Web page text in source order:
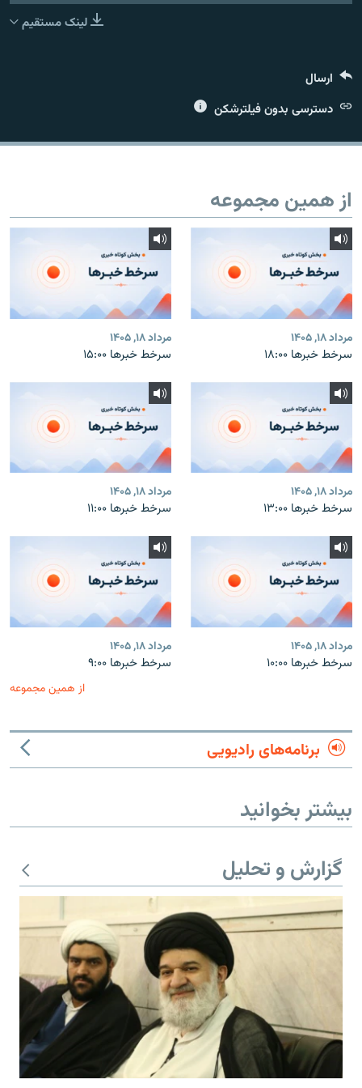
لینک مستقیم
ارسال
دسترسی بدون فیلترشکن
از همین مجموعه
مرداد ۱۸, ۱۴۰۵
سرخط خبرها ۱۸:۰۰
مرداد ۱۸, ۱۴۰۵
سرخط خبرها ۱۵:۰۰
مرداد ۱۸, ۱۴۰۵
سرخط خبرها ۱۳:۰۰
مرداد ۱۸, ۱۴۰۵
سرخط خبرها ۱۱:۰۰
مرداد ۱۸, ۱۴۰۵
سرخط خبرها ۱۰:۰۰
مرداد ۱۸, ۱۴۰۵
سرخط خبرها ۹:۰۰
از همین مجموعه
برنامه‌های رادیویی
بیشتر بخوانید
گزارش و تحلیل